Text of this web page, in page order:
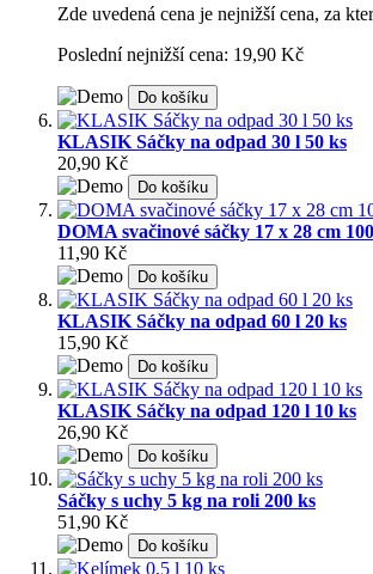
Zde uvedená cena je nejnižší cena, za
Poslední nejnižší cena: 19,90 Kč
Do košíku
KLASIK Sáčky na odpad 30 l 50 ks
20,90 Kč
Do košíku
DOMA svačinové sáčky 17 x 28 cm
11,90 Kč
Do košíku
KLASIK Sáčky na odpad 60 l 20 ks
15,90 Kč
Do košíku
KLASIK Sáčky na odpad 120 l 10 ks
26,90 Kč
Do košíku
Sáčky s uchy 5 kg na roli 200 ks
51,90 Kč
Do košíku